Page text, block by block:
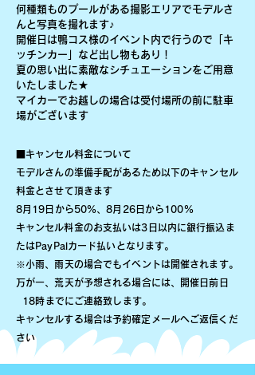
何種類ものプールがある撮影エリアでモデルさ
んと写真を撮れます♪
開催日は鴨コス様のイベント内で行うので「キ
ッチンカー」など出し物もあり！
​夏の思い出に素敵なシチュエーションをご用意
いたしました★
​​マイカーでお越しの場合は受付場所の前に駐車
場がございます
■キャンセル料金について
モデルさんの準備手配があるため以下のキャンセル
料金とさせて頂きます
8月19日から50%、8月26日から100%
​キャンセル料金のお支払いは3日以内に銀行振込ま
たはPayPalカード払いとなります。
※小雨、雨天の場合でもイベントは開催されます。
‎万が一、荒天が予想される場合には、開催日前日
18時までにご連絡致します。
​​キャンセルする場合は予約確定メールへご返信くだ
さい